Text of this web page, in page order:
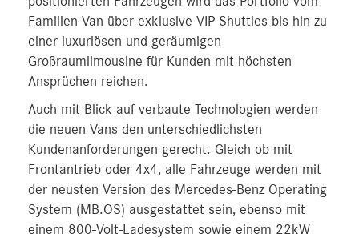
Familien-Van über exklusive VIP-Shuttles bis hin zu
einer luxuriösen und geräumigen
Großraumlimousine für Kunden mit höchsten
Ansprüchen reichen.
Auch mit Blick auf verbaute Technologien werden
die neuen Vans den unterschiedlichsten
Kundenanforderungen gerecht. Gleich ob mit
Frontantrieb oder 4x4, alle Fahrzeuge werden mit
der neusten Version des Mercedes-Benz Operating
System (MB.OS) ausgestattet sein, ebenso mit
einem 800-Volt-Ladesystem sowie einem 22kW